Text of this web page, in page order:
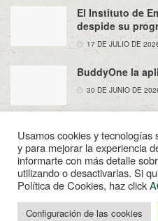
El Instituto de
despide su
17 DE JULIO DE
BuddyOne la
30 DE JUNIO DE
Sobre Nosotros Política de
Contacto
© 2022Enpapel- Tu periodico de
Usamos cookies y
y para mejorar la experiencia
informarte con más detalle
utilizando o desactivarlas. Si
Política de Cookies, haz click
Configuración de las cookies